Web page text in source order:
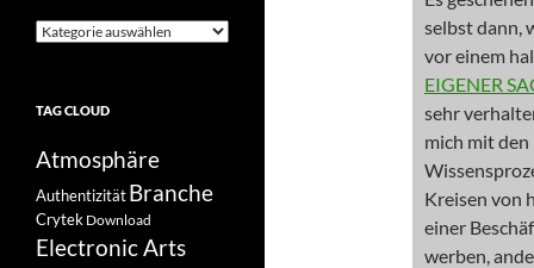
selbst dann,
vor einem
EIGENER
sehr
mich mit
Kreisen von
einer
werben,
Suche
TAG CLOUD
Atmosphäre
Authentizität Branche
Crytek Download
Electronic Arts